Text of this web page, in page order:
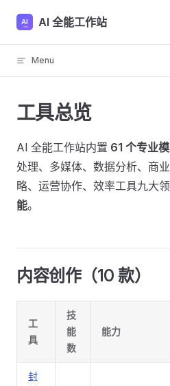
Skip to content
AI 全能工作站
Menu
工具总览
AI 全能工作站内置 61 个专业
处理、多媒体、数据分析、商
略、运营协作、效率工具九大
能。
内容创作（10 款）
工
具
技
能
数
能力
封